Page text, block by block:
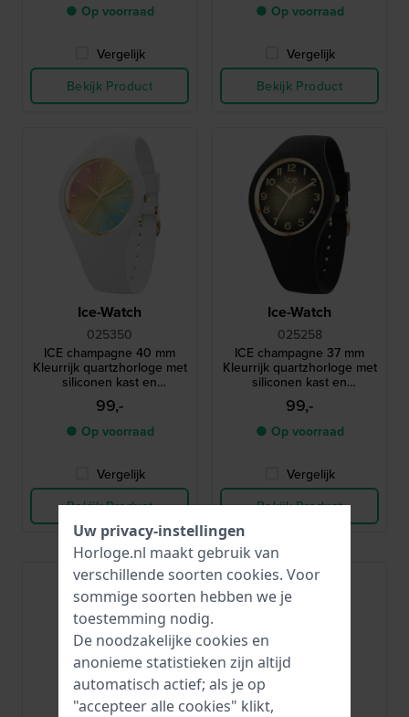
● Op voorraad
Vergelijk
Bekijk Product
● Op voorraad
Vergelijk
Bekijk Product
Ice-Watch
025350
ICE champagne 40 mm
Kleurrijk quartzhorloge met
siliconen kast en
geïntegreerde band
99,-
● Op voorraad
Vergelijk
Bekijk Product
Ice-Watch
025258
ICE champagne 37 mm
Kleurrijk quartzhorloge met
siliconen kast en
geïntegreerde band
99,-
● Op voorraad
Vergelijk
Bekijk Product
Uw privacy-instellingen
Horloge.nl maakt gebruik van
verschillende soorten cookies. Voor
sommige soorten hebben we je
toestemming nodig.
De noodzakelijke cookies en
anonieme statistieken zijn altijd
automatisch actief; als je op
"accepteer alle cookies" klikt,